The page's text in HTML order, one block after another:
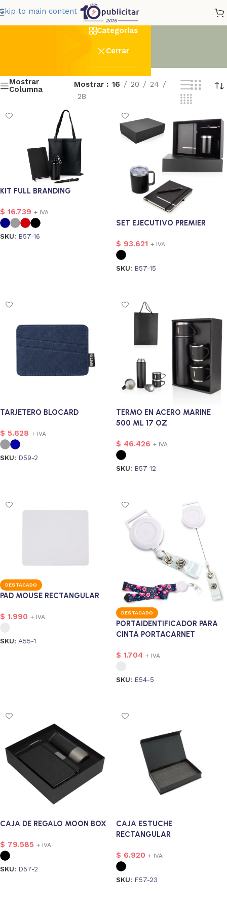
Skip to main content Oficina
Categorías
Cerrar
Mostrar
Columna
Mostrar 16 20
24
28
KIT FULL BRANDING
$ 16.739 + IVA
SKU: B57-16
SET EJECUTIVO PREMIER
$ 93.621 + IVA
SKU: B57-15
TARJETERO BLOCARD
$ 5.628 + IVA
SKU: D59-2
TERMO EN ACERO MARINE
500 ML 17 OZ
$ 46.426 + IVA
SKU: B57-12
DESTACADO
PAD MOUSE RECTANGULAR
$ 1.990 + IVA
SKU: A55-1
DESTACADO
PORTAIDENTIFICADOR PARA
CINTA PORTACARNET
$ 1.704 + IVA
SKU: E54-5
CAJA DE REGALO MOON BOX
$ 79.585 + IVA
SKU: D57-2
CAJA ESTUCHE
RECTANGULAR
$ 6.920 + IVA
SKU: F57-23